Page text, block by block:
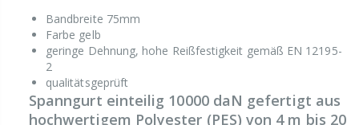
Bandbreite 75mm
Farbe gelb
geringe Dehnung, hohe Reißfestigkeit gemäß EN 12195-
2
qualitätsgeprüft
Spanngurt einteilig 10000 daN gefertigt aus
hochwertigem Polyester (PES) von 4 m bis 20